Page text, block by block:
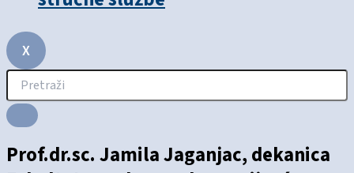
X
Prof.dr.sc. Jamila Jaganjac, dekanica